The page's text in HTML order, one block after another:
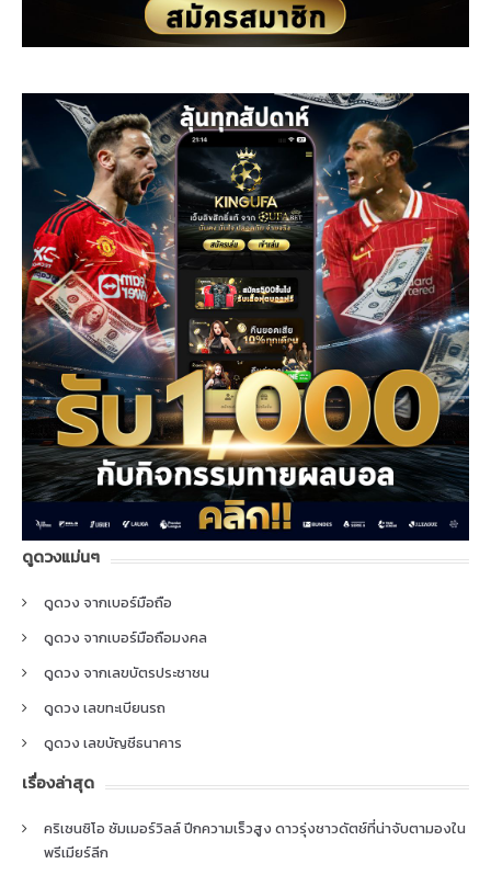
ดูดวงแม่นๆ
ดูดวง จากเบอร์มือถือ
ดูดวง จากเบอร์มือถือมงคล
ดูดวง จากเลขบัตรประชาชน
ดูดวง เลขทะเบียนรถ
ดูดวง เลขบัญชีธนาคาร
เรื่องล่าสุด
คริเซนซิโอ ซัมเมอร์วิลล์ ปีกความเร็วสูง ดาวรุ่งชาวดัตช์ที่น่าจับตามองใน
พรีเมียร์ลีก